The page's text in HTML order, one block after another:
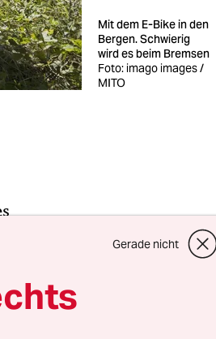
Mit dem E-Bike in den
Bergen. Schwierig
wird es beim Bremsen
Foto: imago images /
MITO
wild-
es
Gerade nicht